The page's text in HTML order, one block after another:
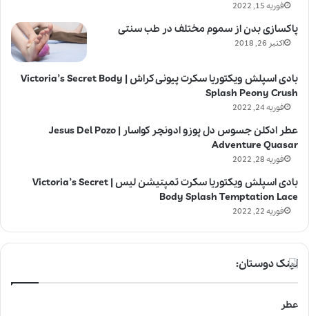
فوریه 15, 2022
پاکسازی بدن از سموم مختلف در طب سنتی
اکتبر 26, 2018
بادی اسپلش ویکتوریا سکرت پیونی کراش | Victoria’s Secret Body
Splash Peony Crush
فوریه 24, 2022
عطر ادکلن جسوس دل پوزو ادونچر کواسار | Jesus Del Pozo
Adventure Quasar
فوریه 28, 2022
بادی اسپلش ویکتوریا سکرت تمپتیشن لیس | Victoria’s Secret
Body Splash Temptation Lace
فوریه 22, 2022
لینک دوستان:
عطر